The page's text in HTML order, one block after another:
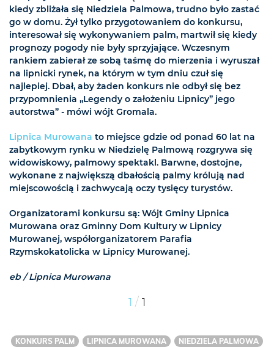
kiedy zbliżała się Niedziela Palmowa, trudno było zastać
go w domu. Żył tylko przygotowaniem do konkursu,
interesował się wykonywaniem palm, martwił się kiedy
prognozy pogody nie były sprzyjające. Wczesnym
rankiem zabierał ze sobą taśmę do mierzenia i wyruszał
na lipnicki rynek, na którym w tym dniu czuł się
najlepiej. Dbał, aby żaden konkurs nie odbył się bez
przypomnienia „Legendy o założeniu Lipnicy” jego
autorstwa” - mówi wójt Gromala.
Lipnica Murowana to miejsce gdzie od ponad 60 lat na
zabytkowym rynku w Niedzielę Palmową rozgrywa się
widowiskowy, palmowy spektakl. Barwne, dostojne,
wykonane z największą dbałością palmy królują nad
miejscowością i zachwycają oczy tysięcy turystów.
Organizatorami konkursu są: Wójt Gminy Lipnica
Murowana oraz Gminny Dom Kultury w Lipnicy
Murowanej, współorganizatorem Parafia
Rzymskokatolicka w Lipnicy Murowanej.
eb / Lipnica Murowana
1 / 1
KONKURS PALM LIPNICA MUROWANA
NIEDZIELA PALMOWA